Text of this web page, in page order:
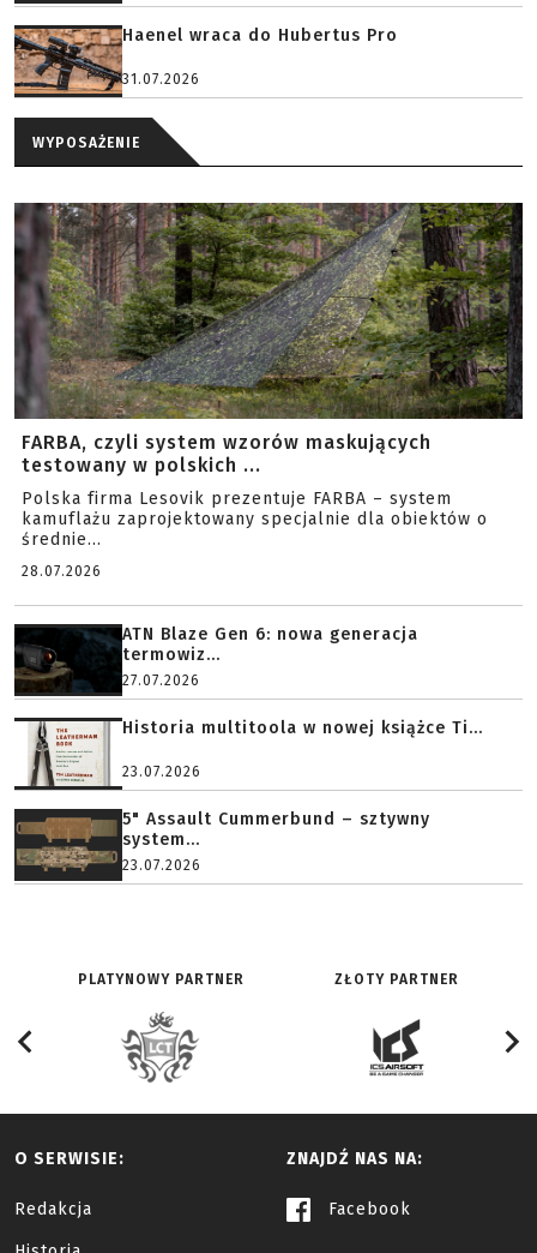
Haenel wraca do Hubertus Pro
31.07.2026
WYPOSAŻENIE
FARBA, czyli system wzorów maskujących
testowany w polskich ...
Polska firma Lesovik prezentuje FARBA – system
kamuflażu zaprojektowany specjalnie dla obiektów o
średnie...
28.07.2026
ATN Blaze Gen 6: nowa generacja
termowiz...
27.07.2026
Historia multitoola w nowej książce Ti...
23.07.2026
5" Assault Cummerbund – sztywny
system...
23.07.2026
PLATYNOWY PARTNER ZŁOTY PARTNER
O SERWISIE:
Redakcja
ZNAJDŹ NAS NA:
Facebook